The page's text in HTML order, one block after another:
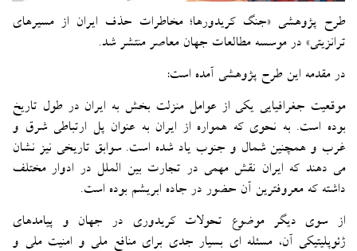
طرح پژوهشی «جنگ کریدورها؛ مخاطرات حذف ایران از مسیرهای
ترانزیتی» در موسسه مطالعات جهان معاصر منتشر شد.
در مقدمه این طرح پژوهشی آمده است:
موقعیت جغرافیایی یکی از عوامل منزلت بخش به ایران در طول تاریخ
بوده است. به نحوی که همواره از ایران به عنوان پل ارتباطی شرق و
غرب و همچنین شمال و جنوب یاد شده است. سوابق تاریخی نیز نشان
می دهند که ایران نقش مهمی در تجارت بین الملل در ادوار مختلف
داشته که معروفترین آن حضور در جاده ابریشم بوده است.
از سوی دیگر موضوع تحولات کریدوری در جهان و پیامدهای
ژئوپلیتیکی آن، مسئله ای بسیار جدی برای منافع ملی و امنیت ملی و